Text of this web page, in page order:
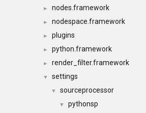
► nodes.framework
► nodespace.framework
► plugins
► python.framework
► render_filter.framework
▼ settings
▼ sourceprocessor
▼ pythonsp